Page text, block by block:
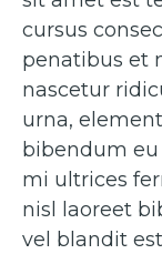
cursus
penatibus et
nascetur
urna,
bibendum
mi ultrices
nisl laoreet
vel blandit